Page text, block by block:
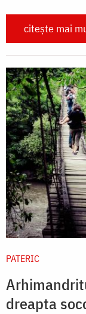
citește mai
PATERIC
dreapta